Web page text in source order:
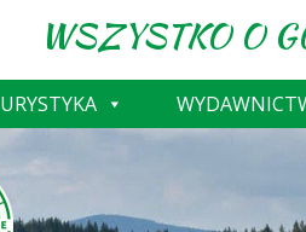
WSZYSTKO O